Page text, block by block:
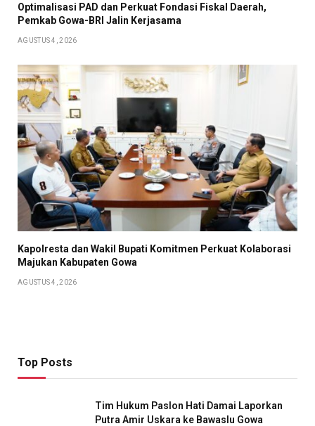
Optimalisasi PAD dan Perkuat Fondasi Fiskal Daerah,
Pemkab Gowa-BRI Jalin Kerjasama
AGUSTUS 4, 2026
Kapolresta dan Wakil Bupati Komitmen Perkuat Kolaborasi
Majukan Kabupaten Gowa
AGUSTUS 4, 2026
Top Posts
Tim Hukum Paslon Hati Damai Laporkan
Putra Amir Uskara ke Bawaslu Gowa